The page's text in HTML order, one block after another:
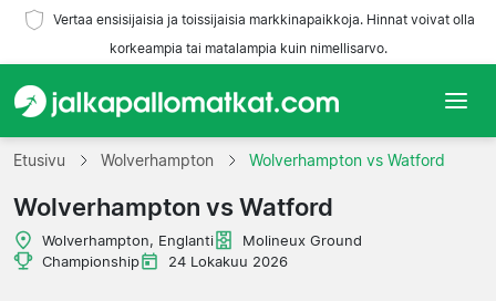
Vertaa ensisijaisia ja toissijaisia markkinapaikkoja. Hinnat voivat olla
korkeampia tai matalampia kuin nimellisarvo.
Etusivu
Joukkueet
Liigat
Etusivu Wolverhampton Wolverhampton vs Watford
Wolverhampton vs Watford
Wolverhampton, Englanti
Molineux Ground
Championship
24 Lokakuu 2026